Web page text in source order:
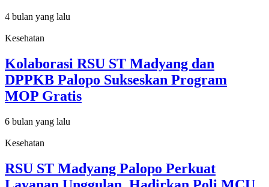
4 bulan yang lalu
Kesehatan
Kolaborasi RSU ST Madyang dan
DPPKB Palopo Sukseskan Program
MOP Gratis
6 bulan yang lalu
Kesehatan
RSU ST Madyang Palopo Perkuat